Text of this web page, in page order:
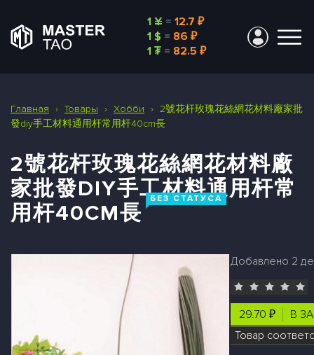
1 ¥ = 12.7 ₽
1 $ = 86 ₽
1 ₮= 82.5 ₽
Главная › Товары › Хобби › 2號花杆玫瑰花絲網花材料廠家批
發diy手工材料通用杆常用杆40cm長
2號花杆玫瑰花絲網花材料廠
家批發DIY手工材料通用杆常
用杆40CM長
БЕЗ СТАТУСА
Добавлено 2
29.70 ₽
В
Товар